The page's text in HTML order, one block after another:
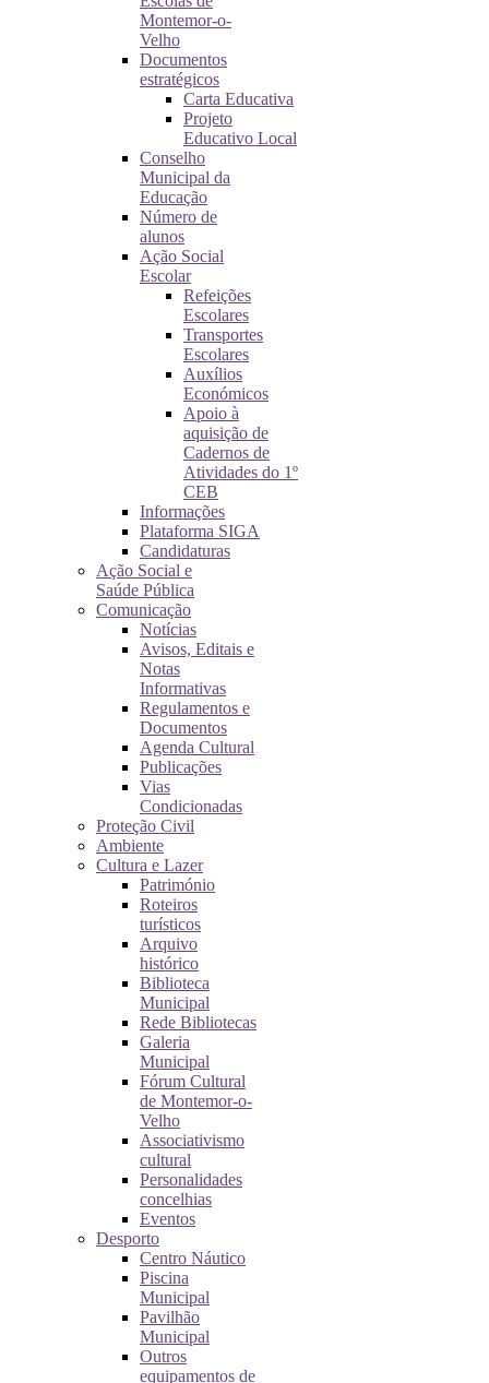
Montemor-o-
Velho
Documentos
estratégicos
Carta Educativa
Projeto
Educativo Local
Conselho
Municipal da
Educação
Número de
alunos
Ação Social
Escolar
Refeições
Escolares
Transportes
Escolares
Auxílios
Económicos
Apoio à
aquisição de
Cadernos de
Atividades do 1º
CEB
Informações
Plataforma SIGA
Candidaturas
Ação Social e
Saúde Pública
Comunicação
Notícias
Avisos, Editais e
Notas
Informativas
Regulamentos e
Documentos
Agenda Cultural
Publicações
Vias
Condicionadas
Proteção Civil
Ambiente
Cultura e Lazer
Património
Roteiros
turísticos
Arquivo
histórico
Biblioteca
Municipal
Rede Bibliotecas
Galeria
Municipal
Fórum Cultural
de Montemor-o-
Velho
Associativismo
cultural
Personalidades
concelhias
Eventos
Desporto
Centro Náutico
Piscina
Municipal
Pavilhão
Municipal
Outros
equipamentos de